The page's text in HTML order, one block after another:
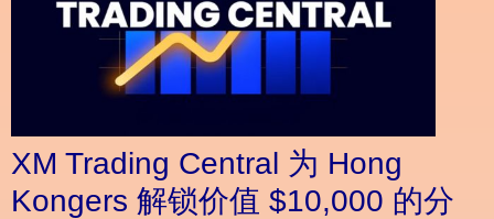
XM Trading Central 为 Hong
Kongers 解锁价值 $10,000 的分